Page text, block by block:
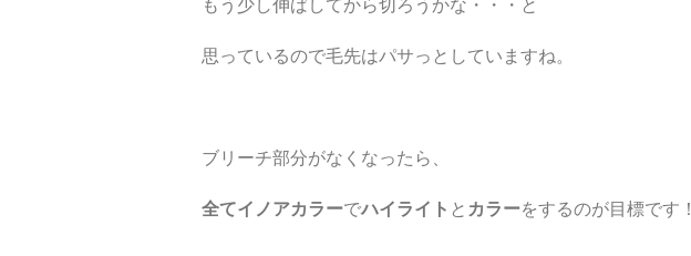
もう少し伸ばしてから切ろうかな・・・と
思っているので毛先はパサっとしていますね。
ブリーチ部分がなくなったら、
全てイノアカラーでハイライト と カラーをするのが目標です！